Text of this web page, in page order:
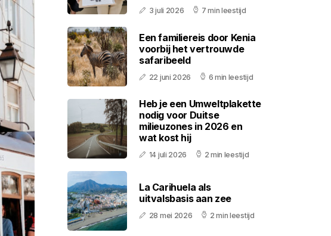
3 juli 2026 7 min leestijd
Een familiereis door Kenia
voorbij het vertrouwde
safaribeeld
22 juni 2026 6 min leestijd
Heb je een Umweltplakette
nodig voor Duitse
milieuzones in 2026 en
wat kost hij
14 juli 2026 2 min leestijd
La Carihuela als
uitvalsbasis aan zee
28 mei 2026 2 min leestijd